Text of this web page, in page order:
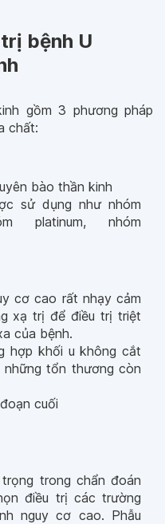
bệnh U
gồm 3 phương pháp
chất:
bào thần kinh
sử dụng như nhóm
platinum, nhóm
cơ cao rất nhạy cảm
xạ trị để điều trị triệt
của bệnh.
hợp khối u không cắt
tổn thương còn
cuối
trong chẩn đoán
điều trị các trường
nguy cơ cao. Phẫu